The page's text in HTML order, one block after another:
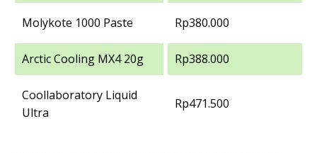
Molykote 1000 Paste Rp380.000
Arctic Cooling MX4 20g Rp388.000
Coollaboratory Liquid
Ultra
Rp471.500